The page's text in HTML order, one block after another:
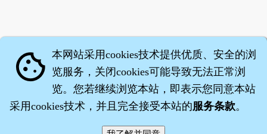
cookie 本网站采用cookies技术提供优质、安全的浏
览服务，关闭cookies可能导致无法正常浏
览。您若继续浏览本站，即表示您同意本站
采用cookies技术，并且完全接受本站的服务条款。